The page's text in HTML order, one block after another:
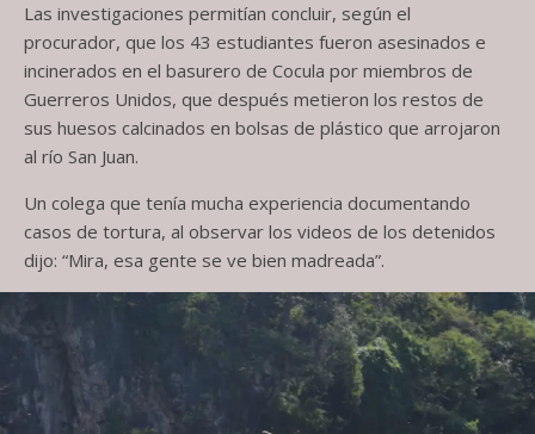
Las investigaciones permitían concluir, según el
procurador, que los 43 estudiantes fueron asesinados e
incinerados en el basurero de Cocula por miembros de
Guerreros Unidos, que después metieron los restos de
sus huesos calcinados en bolsas de plástico que arrojaron
al río San Juan.
Un colega que tenía mucha experiencia documentando
casos de tortura, al observar los videos de los detenidos
dijo: “Mira, esa gente se ve bien madreada”.